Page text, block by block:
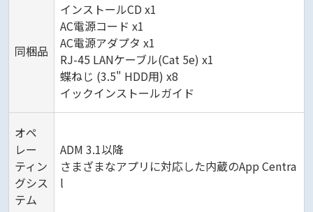
同梱品
インストールCD x1
AC電源コード x1
AC電源アダプタ x1
RJ-45 LANケーブル(Cat 5e) x1
蝶ねじ (3.5" HDD用) x8
イックインストールガイド
オペ
レー
ティン
グシス
テム
ADM 3.1以降
さまざまなアプリに対応した内蔵のApp Centra
l